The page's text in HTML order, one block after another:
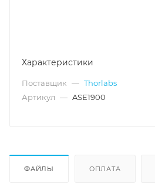
Характеристики
Поставщик — Thorlabs
Артикул — ASE1900
ФАЙЛЫ ОПЛАТА